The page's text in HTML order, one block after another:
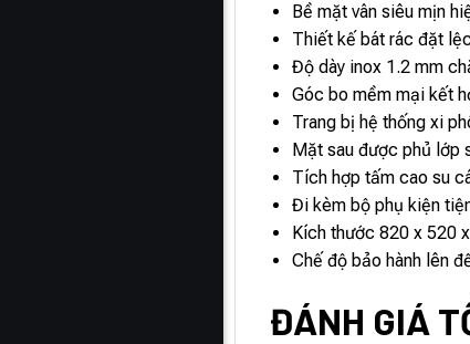
Bề mặt vân siêu mịn
Thiết kế bát rác đặt
Độ dày inox 1.2 mm
Góc bo mềm mại kết
Trang bị hệ thống xi
Mặt sau được phủ lớp
Tích hợp tấm cao su
Đi kèm bộ phụ kiện
Kích thước 820 x 520
Chế độ bảo hành lên
ĐÁNH GIÁ